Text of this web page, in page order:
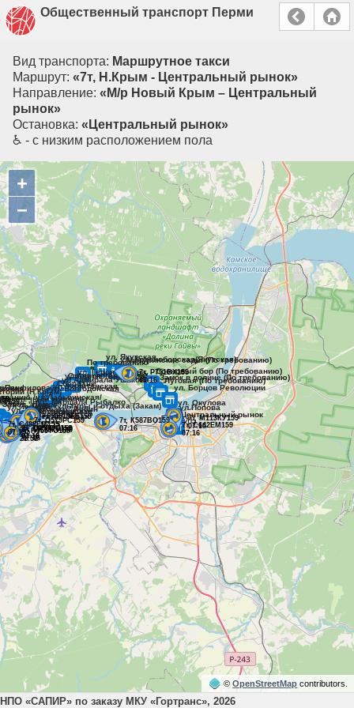
Общественный транспорт Перми
Вид транспорта: Маршрутное такси
Маршрут: «7т, Н.Крым - Центральный рынок»
Направление: «М/р Новый Крым – Центральный
рынок»
Остановка: «Центральный рынок»
♿ - с низким расположением пола
+
−
©OpenStreetMap contributors.
НПО «САПИР» по заказу МКУ «Гортранс», 2026